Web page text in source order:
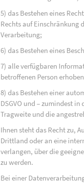
5) das Bestehen eines
Rechts auf Einschränkung
Verarbeitung;
6) das Bestehen eines
7) alle verfügbaren
betroffenen Person
8) das Bestehen einer
DSGVO und – zumindest
Tragweite und die
Ihnen steht das Recht zu,
Drittland oder an eine
verlangen, über die
zu werden.
Bei einer